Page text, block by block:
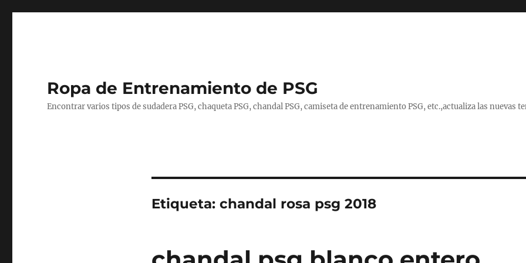
Ropa de Entrenamiento de PSG
Encontrar varios tipos de sudadera PSG, chaqueta PSG, chandal PSG, camiseta de entrenamiento PSG, etc.,actualiza las nuevas
Etiqueta: chandal rosa psg 2018